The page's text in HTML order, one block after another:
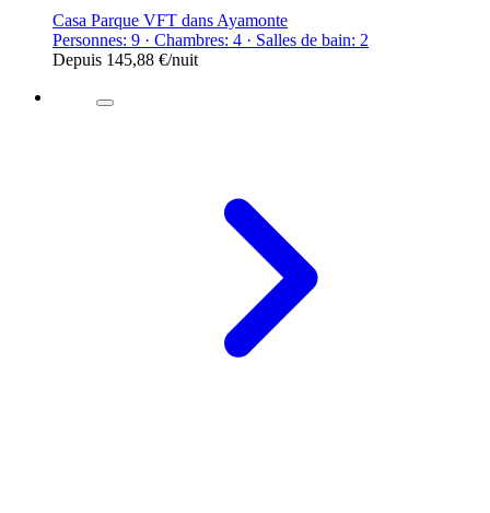
Casa Parque VFT dans Ayamonte
Personnes: 9 · Chambres: 4 · Salles de bain: 2
Depuis 145,88 €/nuit